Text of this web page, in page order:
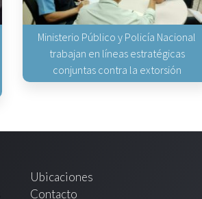
Ministerio Público y Policía Nacional
trabajan en líneas estratégicas
conjuntas contra la extorsión
Ubicaciones
Contacto